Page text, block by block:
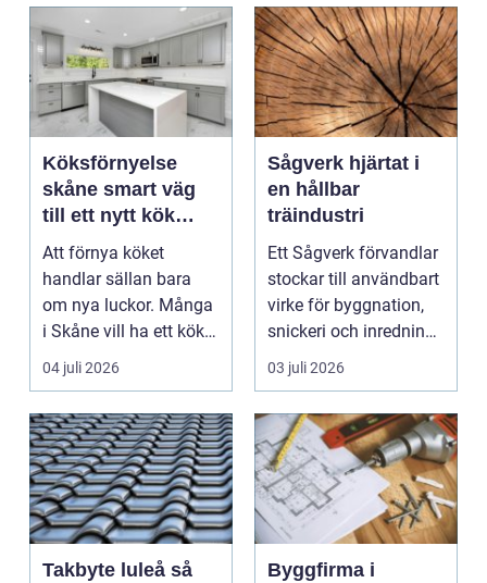
Köksförnyelse
skåne smart väg
till ett nytt kök
utan helrenovering
Att förnya köket
handlar sällan bara
om nya luckor. Många
i Skåne vill ha ett kök
som fungerar bättr...
04 juli 2026
Sågverk hjärtat i
en hållbar
träindustri
Ett Sågverk förvandlar
stockar till användbart
virke för byggnation,
snickeri och inredning.
Här möt...
03 juli 2026
Takbyte luleå så
Byggfirma i